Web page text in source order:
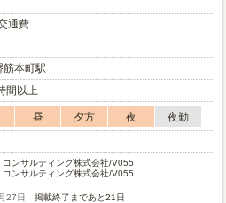
通費
筋本町駅
間以上
昼 夕方 夜
夜勤
コンサルティング株式会社/V055
コンサルティング株式会社/V055
27日 掲載終了まであと21日